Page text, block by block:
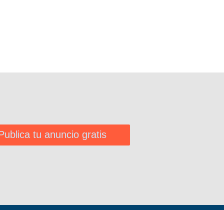
tu anuncio gratis